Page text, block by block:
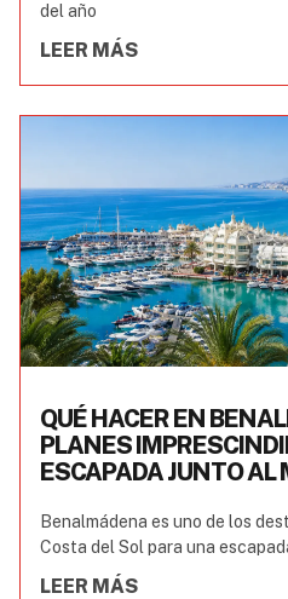
del año
LEER MÁS
QUÉ HACER EN
PLANES
ESCAPADA JUNTO AL
Benalmádena es uno de los
Costa del Sol para una
LEER MÁS